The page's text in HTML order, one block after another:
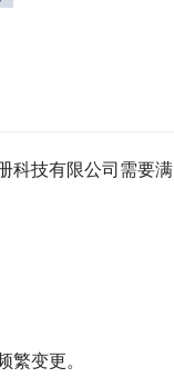
科技有限公司需要满
繁变更。